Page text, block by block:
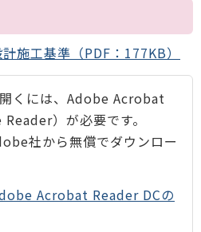
施工基準（PDF：177KB）
くには、Adobe Acrobat
）が必要です。
社から無償でダウンロー
Acrobat Reader DCの